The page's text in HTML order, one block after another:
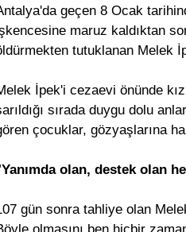
geçen 8 Ocak
maruz kaldıktan
tutuklanan Melek
İpek'i cezaevi önünde
sırada duygu dolu
çocuklar, gözyaşlarına
olan, destek olan
gün sonra tahliye olan